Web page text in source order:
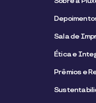
Sala de
Ética e
Prêmios e